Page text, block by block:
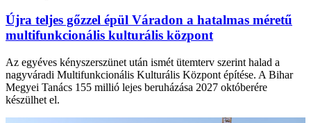
Újra teljes gőzzel épül Váradon a hatalmas méretű
multifunkcionális kulturális központ
Az egyéves kényszerszünet után ismét ütemterv szerint halad a
nagyváradi Multifunkcionális Kulturális Központ építése. A Bihar
Megyei Tanács 155 millió lejes beruházása 2027 októberére
készülhet el.